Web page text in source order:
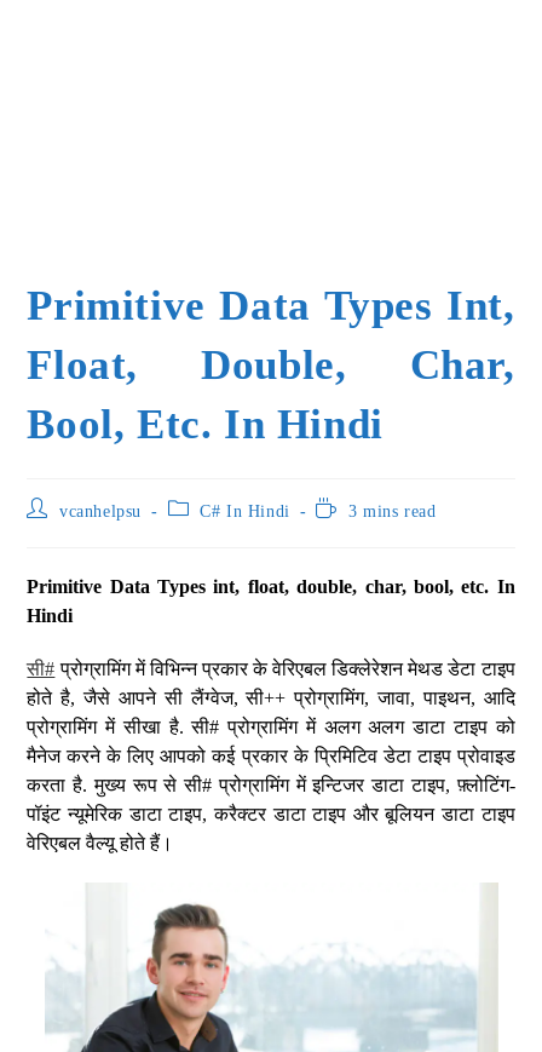
Primitive Data Types Int,
Float, Double, Char,
Bool, Etc. In Hindi
vcanhelpsu C# In Hindi 3 mins read
Primitive Data Types int, float, double, char, bool, etc. In
Hindi
सी# प्रोग्रामिंग में विभिन्न प्रकार के वेरिएबल डिक्लेरेशन मेथड डेटा टाइप
होते है, जैसे आपने सी लैंग्वेज, सी++ प्रोग्रामिंग, जावा, पाइथन, आदि
प्रोग्रामिंग में सीखा है. सी# प्रोग्रामिंग में अलग अलग डाटा टाइप को
मैनेज करने के लिए आपको कई प्रकार के प्रिमिटिव डेटा टाइप प्रोवाइड
करता है. मुख्य रूप से सी# प्रोग्रामिंग में इन्टिजर डाटा टाइप, फ़्लोटिंग-
पॉइंट न्यूमेरिक डाटा टाइप, करैक्टर डाटा टाइप और बूलियन डाटा टाइप
वेरिएबल वैल्यू होते हैं।